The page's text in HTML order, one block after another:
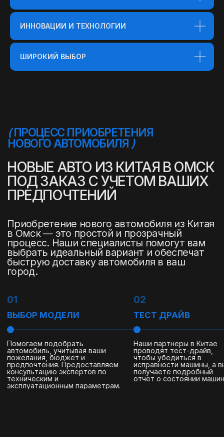
ИННОВАЦИИ И ТЕХНОЛОГИИ
ШИРОКИЙ ВЫБОР
ПРОЦЕСС ПРИОБРЕТЕНИЯ
ПОДЕРЖАННОГО АВТОМОБИЛЯ
— это простой и прозрачный процесс.
Наши специалисты помогут вам выбрать
идеальный вариант и обеспечат быструю
Мы подбираем
надежных частных лиц.
ПОДБОР АВТОМОБИЛЯ
02
Вы оставляете заявку,
связавшись с нами
ОФОРМЛЕНИЕ ЗАЯВКИ
01
технического
нашими партнерами в
Китае.
ПРОВЕРКА
03
ПОЛНОСТЬЮ БЕРЕМ НА СЕБЯ
ДОСТАВКУ АВТОМОБИЛЯ ИЗ
КИТАЯ
( ПРОЦЕСС ДОСТАВКИ
Мы обеспечиваем проверку, выкуп,
таможенную очистку, транспортировку
авто из Китая и страхование для вашего
спокойствия.
Каждый шаг тщательно организован, чтобы
вы получили автомобиль в идеальном
состоянии и с полной уверенностью в
надежности сделки.